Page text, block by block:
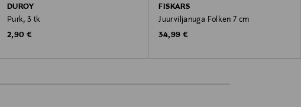
DUROY
Purk, 3 tk
Original Price
2,90 €
FISKARS
Juurviljanuga Folken 7 cm
Original Price
34,99 €